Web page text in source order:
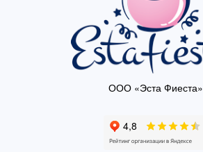
ООО «Эста Фиеста»